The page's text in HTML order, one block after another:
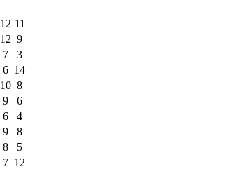
12 11
12 9
7
3
6 14
10 8
9
6
6
4
9
8
8
5
7 12